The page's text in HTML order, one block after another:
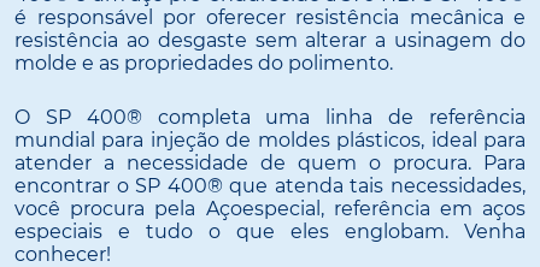
é responsável por oferecer resistência mecânica e
resistência ao desgaste sem alterar a usinagem do
molde e as propriedades do polimento.
O SP 400® completa uma linha de referência
mundial para injeção de moldes plásticos, ideal para
atender a necessidade de quem o procura. Para
encontrar o SP 400® que atenda tais necessidades,
você procura pela Açoespecial, referência em aços
especiais e tudo o que eles englobam. Venha
conhecer!